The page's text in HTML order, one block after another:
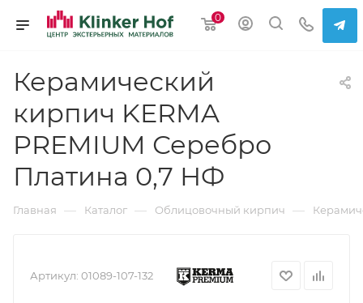
0
Керамический
кирпич KERMA
PREMIUM Серебро
Платина 0,7 НФ
Главная — Каталог — Облицовочный кирпич —
Артикул: 01089-107-132